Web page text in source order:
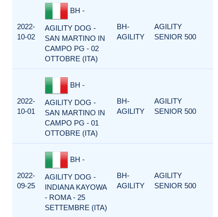
2022-
10-02
BH -
AGILITY DOG -
SAN MARTINO IN
CAMPO PG - 02
OTTOBRE (ITA)
BH-
AGILITY
AGILITY
SENIOR 500
2022-
10-01
BH -
AGILITY DOG -
SAN MARTINO IN
CAMPO PG - 01
OTTOBRE (ITA)
BH-
AGILITY
AGILITY
SENIOR 500
2022-
09-25
BH -
AGILITY DOG -
INDIANA KAYOWA
- ROMA - 25
SETTEMBRE (ITA)
BH-
AGILITY
AGILITY
SENIOR 500